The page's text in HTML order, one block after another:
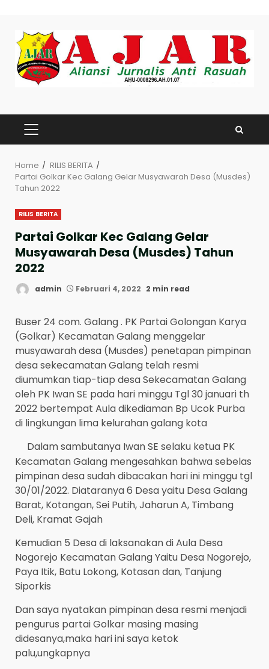
content
PRIMARY
MENU
Home
RILIS BERITA
Partai Golkar Kec Galang Gelar Musyawarah Desa (Musdes)
Tahun 2022
RILIS BERITA
Partai Golkar Kec Galang Gelar
Musyawarah Desa (Musdes) Tahun
2022
admin Februari 4, 2022 2 min read
Buser 24 com. Galang . PK Partai Golongan Karya
(Golkar) Kecamatan Galang menggelar
musyawarah desa (Musdes) penetapan pimpinan
desa sekecamatan Galang telah resmi
diumumkan tiap-tiap desa Sekecamatan Galang
oleh PK Iwan SE pada hari minggu Tgl 30 januari th
2022 bertempat Aula dikediaman Bp Ucok Purba
di lingkungan lima kelurahan galang kota
Dalam sambutanya Iwan SE selaku ketua PK
Kecamatan Galang mengesahkan bahwa sebelas
pimpinan desa sudah dibacakan hari ini minggu tgl
30/01/2022. Diataranya 6 Desa yaitu Desa Galang
Barat, Kotangan, Sei Putih, Jaharun A, Timbang
Deli, Kramat Gajah
Kemudian 5 Desa di laksanakan di Aula Desa
Nogorejo Kecamatan Galang Yaitu Desa Nogorejo,
Paya Itik, Batu Lokong, Kotasan dan, Tanjung
Siporkis
Dan saya nyatakan pimpinan desa resmi menjadi
pengurus partai Golkar masing masing
didesanya,maka hari ini saya ketok
palu,ungkapnya